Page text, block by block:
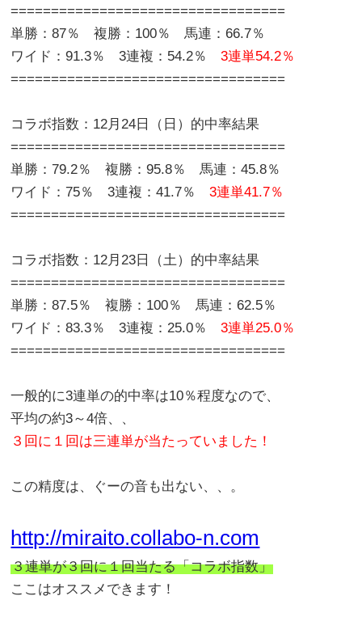
==================================
単勝：87％ 複勝：100％ 馬連：66.7％
ワイド：91.3％ 3連複：54.2％3連単54.2％
==================================
コラボ指数：12月24日（日）的中率結果
==================================
単勝：79.2％ 複勝：95.8％ 馬連：45.8％
ワイド：75％ 3連複：41.7％3連単41.7％
==================================
コラボ指数：12月23日（土）的中率結果
==================================
単勝：87.5％ 複勝：100％ 馬連：62.5％
ワイド：83.3％ 3連複：25.0％3連単25.0％
==================================
一般的に3連単の的中率は10％程度なので、
平均の約3～4倍、、
３回に１回は三連単が当たっていました！
この精度は、ぐーの音も出ない、、。
http://miraito.collabo-n.com
３連単が３回に１回当たる「コラボ指数」
ここはオススメできます！